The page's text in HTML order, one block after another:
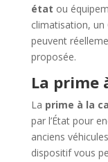
état ou
climatisation, un
peuvent
proposée.
La prime
La prime à la
par l’État pour
anciens
dispositif vous